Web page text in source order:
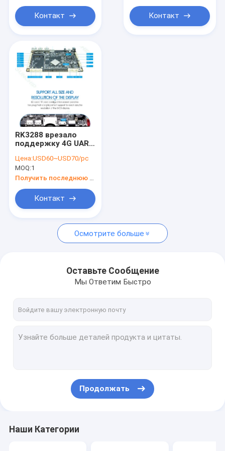
Контакт Контакт
RK3288 врезало
поддержку 4G UART
дисплея EDP
андроида LVDS
доски Multi
Цена:USD60~USD70/pc
MOQ:1
Контакт
Осмотрите больше
Оставьте Сообщение
Мы Ответим Быстро
Продолжать
Наши Категории